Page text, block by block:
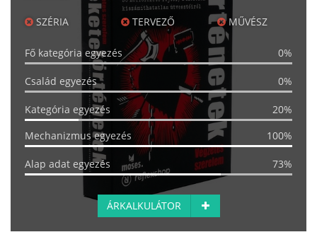
SZÉRIA TERVEZŐ MŰVÉSZ
Fő kategória egyezés 0%
Család egyezés 0%
Kategória egyezés
20%
Mechanizmus egyezés
100%
Alap adat egyezés 73%
ÁRKALKULÁTOR